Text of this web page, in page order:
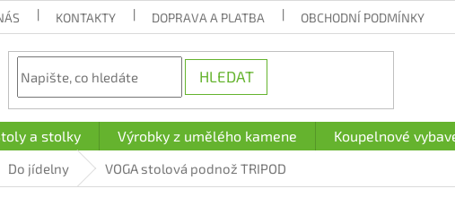
KONTAKTY DOPRAVA A PLATBA OBCHODNÍ PODMÍNKY
HLEDAT
a stolky Výrobky z umělého kamene Koupelnové
Do jídelny VOGA stolová podnož TRIPOD